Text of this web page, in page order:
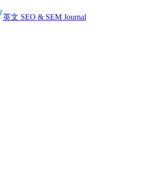
英文 SEO & SEM Journal